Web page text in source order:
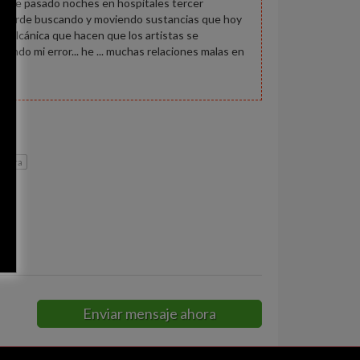
he pasado noches en hospitales tercer
buscando y moviendo sustancias que hoy
que hacen que los artistas se
mi error... he ... muchas relaciones malas en
Enviar mensaje ahora